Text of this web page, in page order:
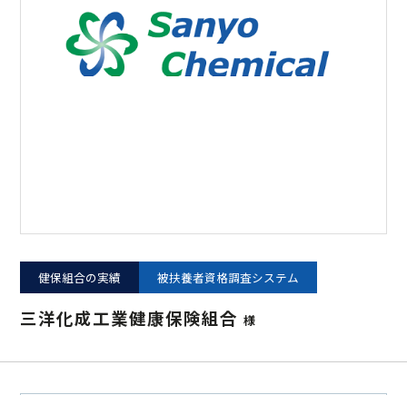
健保組合の実績 被扶養者資格調査システム
三洋化成工業健康保険組合様